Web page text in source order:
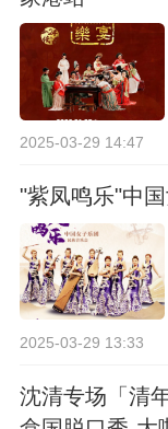
2025-03-29 14:47
"紫凤鸣乐"中
2025-03-29 13:33
沈清专场「清